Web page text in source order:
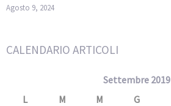
Agosto 9, 2024
CALENDARIO ARTICOLI
Settembre 2019
L
M M G